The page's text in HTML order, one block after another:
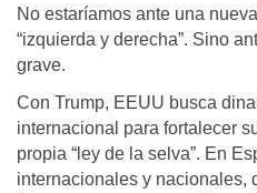
No estaríamos ante una
“izquierda y derecha”. Sino
grave.
Con Trump, EEUU busca
internacional para fortalecer
propia “ley de la selva”. En
internacionales y nacionales,